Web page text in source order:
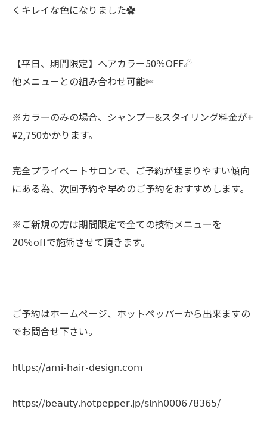
くキレイな色になりました✿
【平日、期間限定】ヘアカラー50％OFF☄︎
他メニューとの組み合わせ可能✄
※カラーのみの場合、シャンプー&スタイリング料金が+
¥2,750かかります。
完全プライベートサロンで、ご予約が埋まりやすい傾向
にある為、次回予約や早めのご予約をおすすめします。
※ご新規の方は期間限定で全ての技術メニューを
𝟤𝟢％𝗈𝖿𝖿で施術させて頂きます。
ご予約はホームページ、ホットペッパーから出来ますの
でお問合せ下さい。
𝗁𝗍𝗍𝗉𝗌://𝖺𝗆𝗂-𝗁𝖺𝗂𝗋-𝖽𝖾𝗌𝗂𝗀𝗇.𝖼𝗈𝗆
𝗁𝗍𝗍𝗉𝗌://𝖻𝖾𝖺𝗎𝗍𝗒.𝗁𝗈𝗍𝗉𝖾𝗉𝗉𝖾𝗋.𝗃𝗉/𝗌𝗅𝗇𝗁𝟢𝟢𝟢𝟨𝟩𝟪𝟥𝟨𝟧/